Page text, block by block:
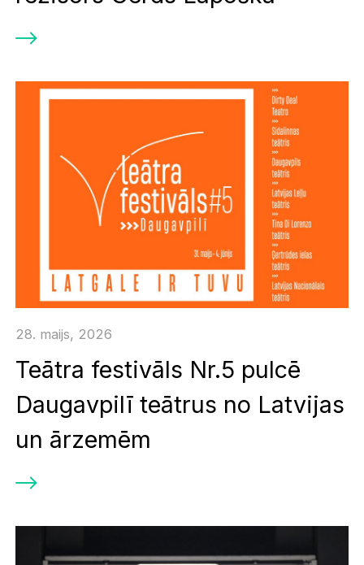
28. maijs, 2026
Teātra festivāls Nr.5 pulcē
Daugavpilī teātrus no Latvijas
un ārzemēm